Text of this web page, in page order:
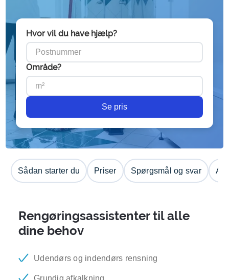
Hvor vil du have hjælp?
Område?
Se pris
Sådan starter du Priser Spørgsmål og svar
Rengøringsassistenter til alle
dine behov
Udendørs og indendørs rensning
Grundig afkalkning